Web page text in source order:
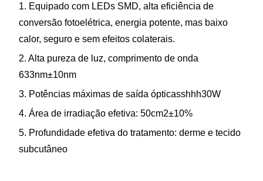
1. Equipado com LEDs SMD, alta eficiência de
conversão fotoelétrica, energia potente, mas baixo
calor, seguro e sem efeitos colaterais.
2. Alta pureza de luz, comprimento de onda
633nm±10nm
3. Potências máximas de saída ópticasshhh30W
4. Área de irradiação efetiva: 50cm2±10%
5. Profundidade efetiva do tratamento: derme e tecido
subcutâneo